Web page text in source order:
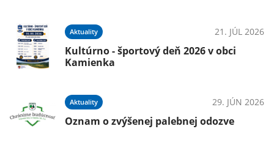
Aktuality 21. JÚL 2026
Kultúrno - športový deň 2026 v obci
Kamienka
Aktuality 29. JÚN 2026
Oznam o zvýšenej palebnej odozve